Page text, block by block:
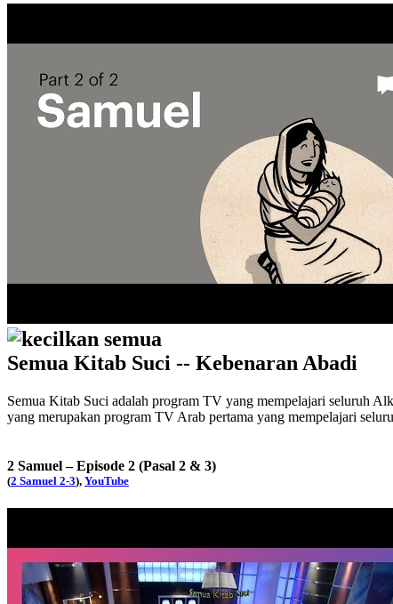
kecilkan semua
Semua Kitab Suci -- Kebenaran Abadi
Semua Kitab Suci adalah program TV yang mempelajari seluruh
yang merupakan program TV Arab pertama yang mempelajari
2 Samuel – Episode 2 (Pasal 2 & 3)
(2 Samuel 2-3), YouTube